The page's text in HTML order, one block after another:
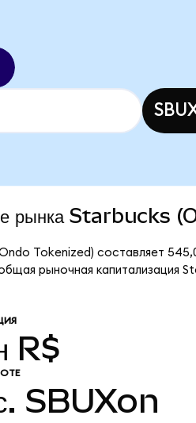
рынка Starbucks
Tokenized) составляет
рыночная капитализация
R$
SBUXon